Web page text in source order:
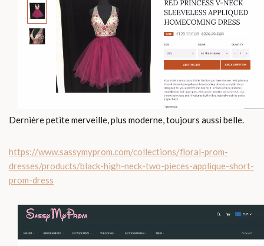
Dernière petite merveille, plus moderne, toujours aussi belle.
https://www.sassymyprom.com/collections/floral-prom-
dresses/products/black-high-neck-two-pieces-applique-short-
prom-dress